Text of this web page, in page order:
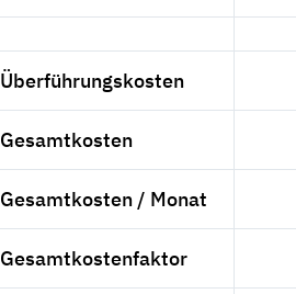
Überführungskosten
Gesamtkosten
Gesamtkosten / Monat
Gesamtkostenfaktor